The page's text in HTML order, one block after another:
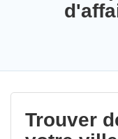
Trouver